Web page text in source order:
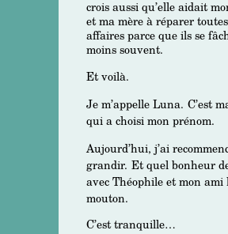
crois aussi qu’elle aidait
et ma mère à réparer
affaires parce que ils se
moins souvent.
Et voilà.
Je m’appelle Luna. C’est
qui a choisi mon prénom.
Aujourd’hui, j’ai
grandir. Et quel bonheur
avec Théophile et mon ami
mouton.
C’est tranquille…